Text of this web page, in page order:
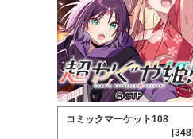
コミックマーケット108
[348]